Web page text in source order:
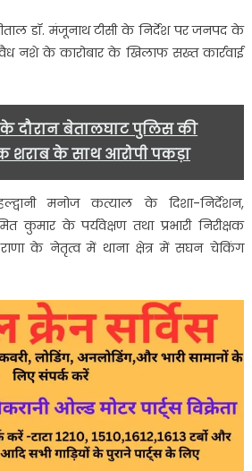
ने
68
शराब
समेत
एक
दबोचा
डॉ. मंजूनाथ टीसी के निर्देश पर जनपद के
नशे के कारोबार के खिलाफ सख्त कार्रवाई
दौरान बेतालघाट पुलिस की
शराब के साथ आरोपी पकड़ा
मनोज कत्याल के दिशा-निर्देशन,
कुमार के पर्यवेक्षण तथा प्रभारी निरीक्षक
के नेतृत्व में थाना क्षेत्र में सघन चेकिंग